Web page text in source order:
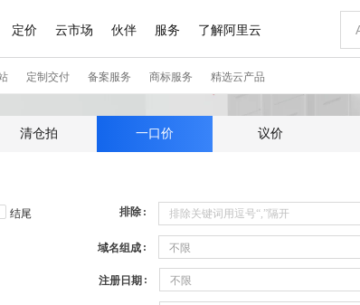
清仓拍 一口价 议价
结尾 排除
域名组成 不限
注册日期 不限